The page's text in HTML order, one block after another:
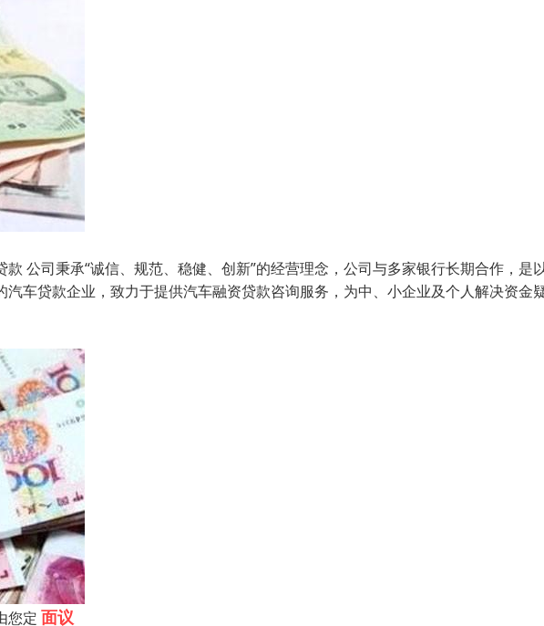
公司秉承“诚信、规范、稳健、创新”的经营理念，公司与多家银行长期合作，是
车贷款企业，致力于提供汽车融资贷款咨询服务，为中、小企业及个人解决资金
您定 面议